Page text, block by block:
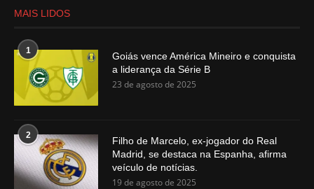
MAIS LIDOS
1
Goiás vence América Mineiro e conquista
a liderança da Série B
23 de agosto de 2025
2
Filho de Marcelo, ex-jogador do Real
Madrid, se destaca na Espanha, afirma
veículo de notícias.
19 de agosto de 2025